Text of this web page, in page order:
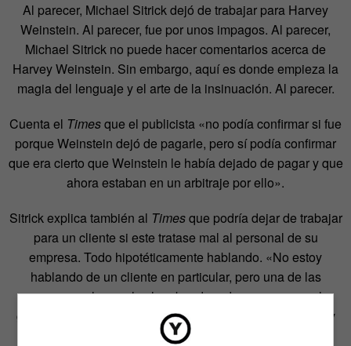
Al parecer, Michael Sitrick dejó de trabajar para Harvey
Weinstein. Al parecer, fue por unos impagos. Al parecer,
Michael Sitrick no puede hacer comentarios acerca de
Harvey Weinstein. Sin embargo, aquí es donde empieza la
magia del lenguaje y el arte de la insinuación. Al parecer.
Cuenta el Timesque el publicista «no podía confirmar si fue
porque Weinstein dejó de pagarle, pero sí podía confirmar
que era cierto que Weinstein le había dejado de pagar y que
ahora estaban en un arbitraje por ello».
Sitrick explica también al Timesque podría dejar de trabajar
para un cliente si este tratase mal al personal de su
empresa. Todo hipotéticamente hablando. «No estoy
hablando de un cliente en particular, pero una de las
razones por las cuales he abandonado casos es que la
gente nos miente o nos dio información que no es cierta y
creemos que sabía que no lo era».